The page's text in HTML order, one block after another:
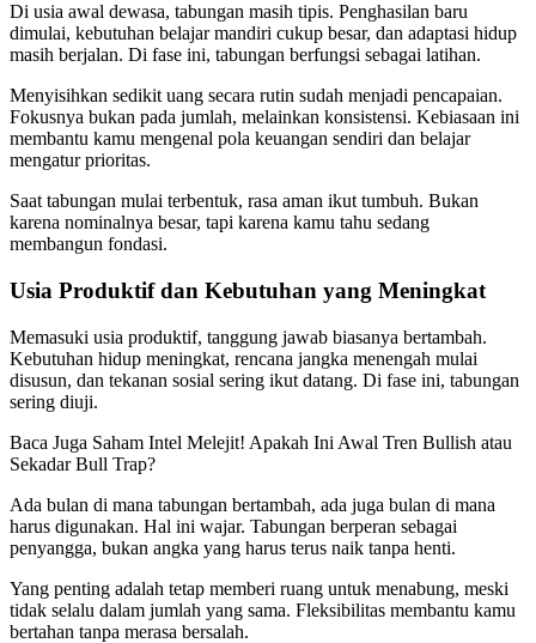
Di usia awal dewasa, tabungan masih tipis. Penghasilan baru
dimulai, kebutuhan belajar mandiri cukup besar, dan adaptasi hidup
masih berjalan. Di fase ini, tabungan berfungsi sebagai latihan.
Menyisihkan sedikit uang secara rutin sudah menjadi pencapaian.
Fokusnya bukan pada jumlah, melainkan konsistensi. Kebiasaan ini
membantu kamu mengenal pola keuangan sendiri dan belajar
mengatur prioritas.
Saat tabungan mulai terbentuk, rasa aman ikut tumbuh. Bukan
karena nominalnya besar, tapi karena kamu tahu sedang
membangun fondasi.
Usia Produktif dan Kebutuhan yang Meningkat
Memasuki usia produktif, tanggung jawab biasanya bertambah.
Kebutuhan hidup meningkat, rencana jangka menengah mulai
disusun, dan tekanan sosial sering ikut datang. Di fase ini, tabungan
sering diuji.
Baca Juga Saham Intel Melejit! Apakah Ini Awal Tren Bullish atau
Sekadar Bull Trap?
Ada bulan di mana tabungan bertambah, ada juga bulan di mana
harus digunakan. Hal ini wajar. Tabungan berperan sebagai
penyangga, bukan angka yang harus terus naik tanpa henti.
Yang penting adalah tetap memberi ruang untuk menabung, meski
tidak selalu dalam jumlah yang sama. Fleksibilitas membantu kamu
bertahan tanpa merasa bersalah.